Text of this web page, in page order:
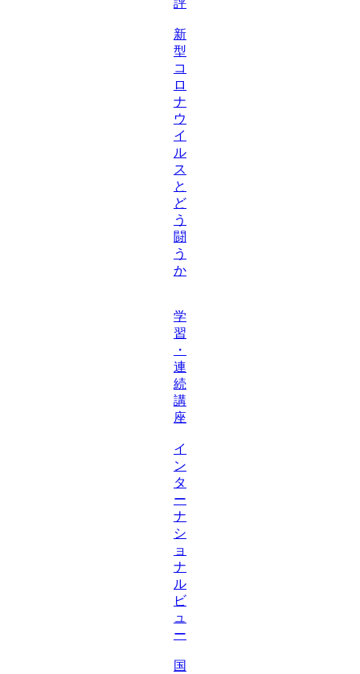
評
新
型
コ
ロ
ナ
ウ
イ
ル
ス
と
ど
う
闘
う
か
学
習
・
連
続
講
座
イ
ン
タ
ー
ナ
シ
ョ
ナ
ル
ビ
ュ
ー
国